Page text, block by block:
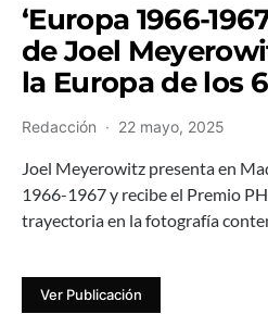
‘Europa 1966-
de Joel
la Europa de los
Redacción 22 mayo, 2025
Joel Meyerowitz presenta en
1966-1967 y recibe el Premio
trayectoria en la fotografía
Ver Publicación